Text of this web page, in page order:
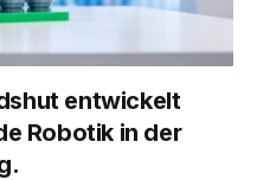
entwickelt
Robotik in der